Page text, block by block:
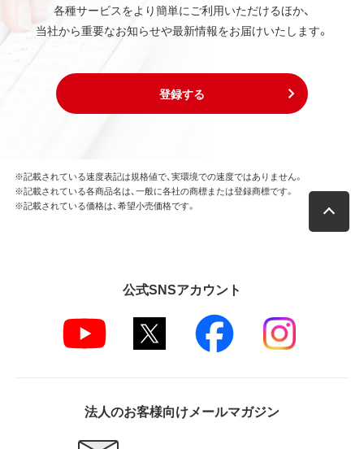
各種サービスをより簡単にご利用いただけるほか、
当社から重要なお知らせや最新情報をお届けいたします。
登録する
※記載されている速度表記は規格値で、実環境での速度ではありません。
※記載されている各商品名は、一般に各社の商標または登録商標です。
※記載されている価格は、希望小売価格です。
公式SNSアカウント
法人のお客様向けメールマガジン